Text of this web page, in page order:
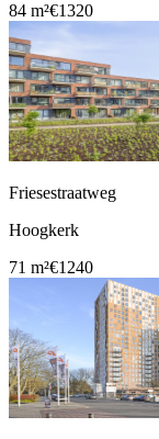
84 m²€1320
Friesestraatweg
Hoogkerk
71 m²€1240